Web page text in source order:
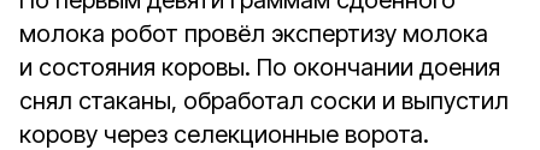
молока робот провёл экспертизу молока
и состояния коровы. По окончании доения
снял стаканы, обработал соски и выпустил
корову через селекционные ворота.